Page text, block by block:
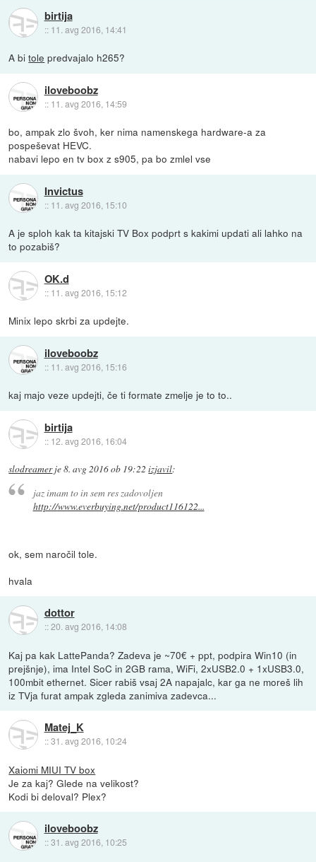
birtija
:: 11. avg 2016, 14:41
A bitole predvajalo h265?
iloveboobz
:: 11. avg 2016, 14:59
bo, ampak zlo švoh, ker nima namenskega hardware-a za
pospeševat HEVC.
nabavi lepo en tv box z s905, pa bo zmlel vse
Invictus
:: 11. avg 2016, 15:10
A je sploh kak ta kitajski TV Box podprt s kakimi updati ali lahko na
to pozabiš?
OK.d
:: 11. avg 2016, 15:12
Minix lepo skrbi za updejte.
iloveboobz
:: 11. avg 2016, 15:16
kaj majo veze updejti, če ti formate zmelje je to to..
birtija
:: 12. avg 2016, 16:04
slodreamerje8. avg 2016 ob 19:22 izjavil:
jaz imam to in sem res zadovoljen
http://www.everbuying.net/product116122...
ok, sem naročil tole.
hvala
dottor
::20. avg 2016, 14:08
Kaj pa kak LattePanda? Zadeva je ~70€ + ppt, podpira Win10 (in
prejšnje), ima Intel SoC in 2GB rama, WiFi, 2xUSB2.0 + 1xUSB3.0,
100mbit ethernet. Sicer rabiš vsaj 2A napajalc, kar ga ne moreš lih
iz TVja furat ampak zgleda zanimiva zadevca...
Matej_K
::31. avg 2016, 10:24
Xaiomi MIUI TV box
Je za kaj? Glede na velikost?
Kodi bi deloval? Plex?
iloveboobz
::31. avg 2016, 10:25